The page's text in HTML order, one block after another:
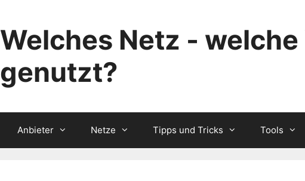
Welches Netz -
genutzt?
Anbieter Netze Tipps und Tricks Tools